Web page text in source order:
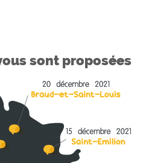
sont proposées